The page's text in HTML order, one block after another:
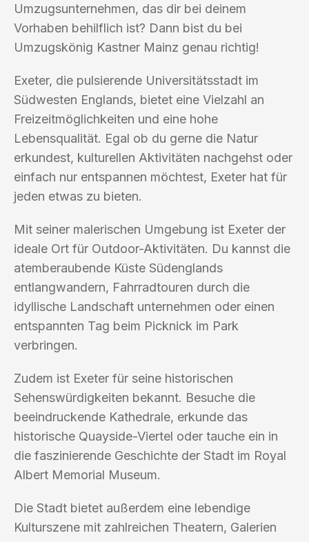
Umzugsunternehmen, das dir bei deinem
Vorhaben behilflich ist? Dann bist du bei
Umzugskönig Kastner Mainz genau richtig!
Exeter, die pulsierende Universitätsstadt im
Südwesten Englands, bietet eine Vielzahl an
Freizeitmöglichkeiten und eine hohe
Lebensqualität. Egal ob du gerne die Natur
erkundest, kulturellen Aktivitäten nachgehst oder
einfach nur entspannen möchtest, Exeter hat für
jeden etwas zu bieten.
Mit seiner malerischen Umgebung ist Exeter der
ideale Ort für Outdoor-Aktivitäten. Du kannst die
atemberaubende Küste Südenglands
entlangwandern, Fahrradtouren durch die
idyllische Landschaft unternehmen oder einen
entspannten Tag beim Picknick im Park
verbringen.
Zudem ist Exeter für seine historischen
Sehenswürdigkeiten bekannt. Besuche die
beeindruckende Kathedrale, erkunde das
historische Quayside-Viertel oder tauche ein in
die faszinierende Geschichte der Stadt im Royal
Albert Memorial Museum.
Die Stadt bietet außerdem eine lebendige
Kulturszene mit zahlreichen Theatern, Galerien